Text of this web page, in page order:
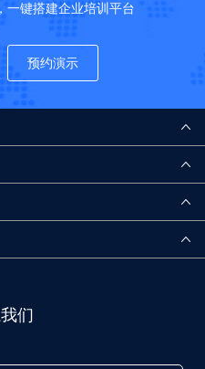
一键搭建企业培训平台
预约演示
们